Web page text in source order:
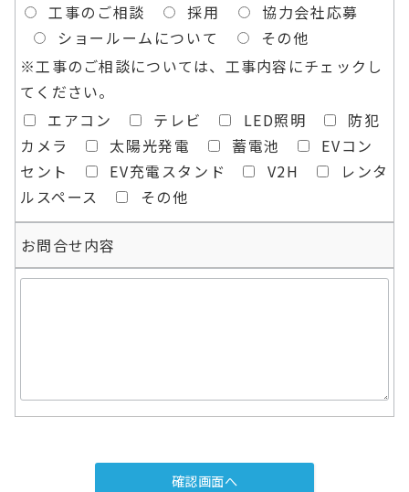
工事のご相談 採用
協力会社応募
ショールームについて
その他
※工事のご相談については、工事内容にチェックし
てください。
エアコン
テレビ LED照明
防犯
カメラ
太陽光発電 蓄電池
EVコン
セント
EV充電スタンド V2H
レンタ
ルスペース
その他
お問合せ内容